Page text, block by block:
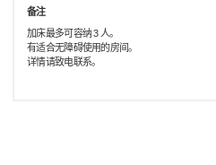
备注
加床最多可容纳 3 人。
有适合无障碍使用的房间。
详情请致电联系。